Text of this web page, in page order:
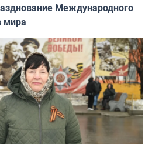
Международного
мира